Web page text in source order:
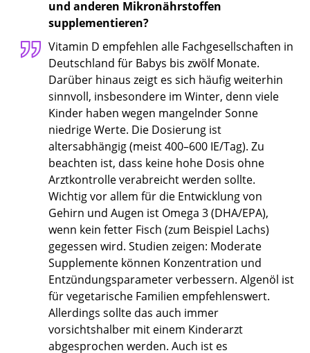
und anderen Mikronährstoffen
supplementieren?
Vitamin D empfehlen alle Fachgesellschaften in
Deutschland für Babys bis zwölf Monate.
Darüber hinaus zeigt es sich häufig weiterhin
sinnvoll, insbesondere im Winter, denn viele
Kinder haben wegen mangelnder Sonne
niedrige Werte. Die Dosierung ist
altersabhängig (meist 400–600 IE/Tag). Zu
beachten ist, dass keine hohe Dosis ohne
Arztkontrolle verabreicht werden sollte.
Wichtig vor allem für die Entwicklung von
Gehirn und Augen ist Omega 3 (DHA/EPA),
wenn kein fetter Fisch (zum Beispiel Lachs)
gegessen wird. Studien zeigen: Moderate
Supplemente können Konzentration und
Entzündungsparameter verbessern. Algenöl ist
für vegetarische Familien empfehlenswert.
Allerdings sollte das auch immer
vorsichtshalber mit einem Kinderarzt
abgesprochen werden. Auch ist es